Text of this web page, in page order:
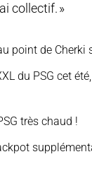
collectif. »
point de Cherki
du PSG cet
très chaud !